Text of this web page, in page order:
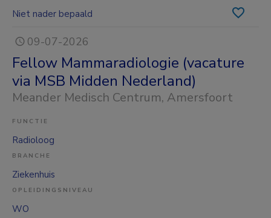
Niet nader bepaald
09-07-2026
Fellow Mammaradiologie (vacature
via MSB Midden Nederland)
Meander Medisch Centrum, Amersfoort
FUNCTIE
Radioloog
BRANCHE
Ziekenhuis
OPLEIDINGSNIVEAU
WO